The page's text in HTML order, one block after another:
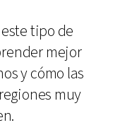
tipo de
mejor
y cómo las
muy